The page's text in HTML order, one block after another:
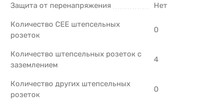
Защита от перенапряжения Нет
Количество CEE штепсельных
розеток
0
Количество штепсельных розеток с
заземлением
4
Количество других штепсельных
розеток
0